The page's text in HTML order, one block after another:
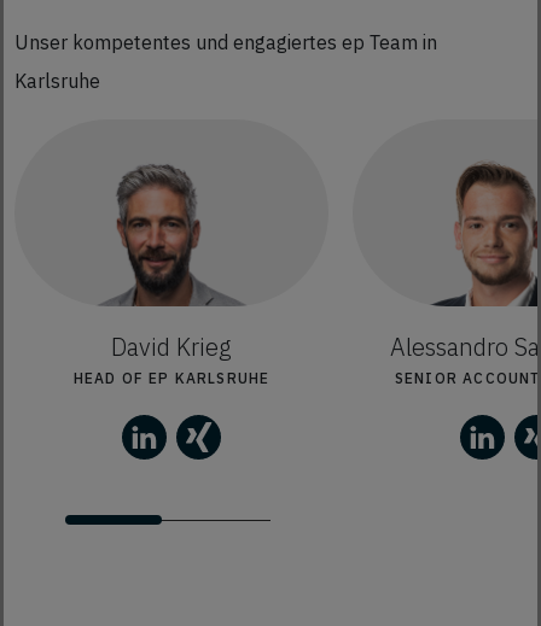
Unser kompetentes und engagiertes ep Team in
Karlsruhe
David Krieg
HEAD OF EP KARLSRUHE
Alessandro
SENIOR